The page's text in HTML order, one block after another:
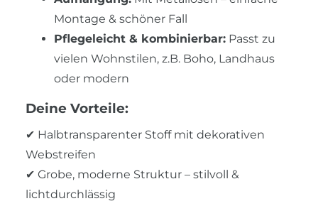
Montage & schöner Fall
Pflegeleicht & kombinierbar: Passt zu
vielen Wohnstilen, z.B. Boho, Landhaus
oder modern
Deine Vorteile:
✔ Halbtransparenter Stoff mit dekorativen
Webstreifen
✔ Grobe, moderne Struktur – stilvoll &
lichtdurchlässig